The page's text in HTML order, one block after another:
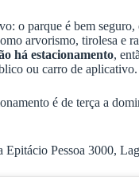
o parque é bem seguro,
arvorismo, tirolesa e
há estacionamento,
ou carro de aplicativo.
é de terça a
Epitácio Pessoa 3000,